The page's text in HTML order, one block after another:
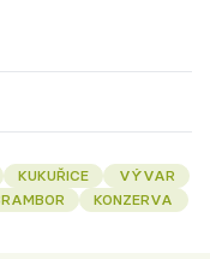
KUKUŘICE
VÝVAR
KONZERVA